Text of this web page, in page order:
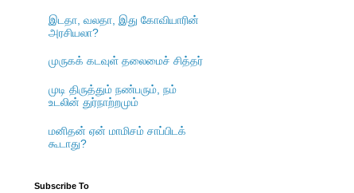
இடதா, வலதா, இது கோவியாரின்
அரசியலா?
முருகக் கடவுள் தலைமைச் சித்தர்
முடி திருத்தும் நண்பரும், நம்
உடலின் துர்நாற்றமும்
மனிதன் ஏன் மாமிசம் சாப்பிடக்
கூடாது?
Subscribe To